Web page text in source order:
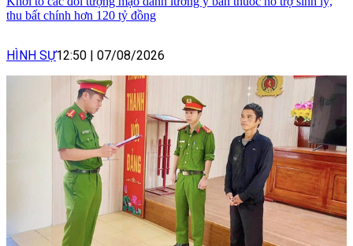
thu bất chính hơn 120 tỷ đồng
HÌNH SỰ12:50 | 07/08/2026